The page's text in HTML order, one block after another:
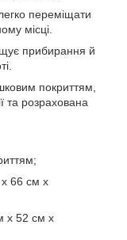
переміщати
місці.
прибирання й
покриттям,
та розрахована
66 см x
x 52 см x